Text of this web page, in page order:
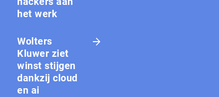
het werk
Wolters
Kluwer ziet
winst stijgen
dankzij cloud
en ai